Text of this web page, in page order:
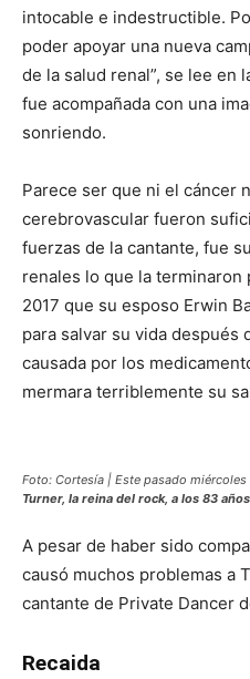
intocable e indestructible.
poder apoyar una nueva
de la salud renal”, se lee en
fue acompañada con una
sonriendo.
Parece ser que ni el cáncer
cerebrovascular fueron
fuerzas de la cantante, fue
renales lo que la terminaron
2017 que su esposo Erwin
para salvar su vida después
causada por los
mermara terriblemente su
Foto: Cortesía | Este pasado
Turner, la reina del rock, a los 83 años
A pesar de haber sido
causó muchos problemas a
cantante de Private Dancer
Recaida